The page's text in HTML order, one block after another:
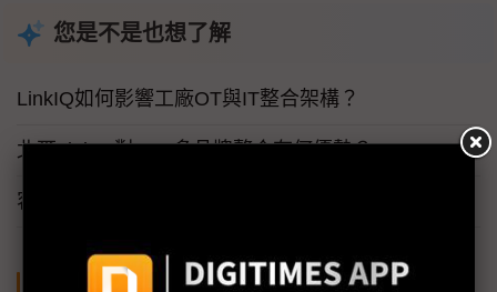
您是不是也想了解
LinkIQ如何影響工廠OT與IT整合架構？
北爾LinkIQ對PLC多品牌整合有何優勢？
容器化部署將如何改變工業閘道導入方式？